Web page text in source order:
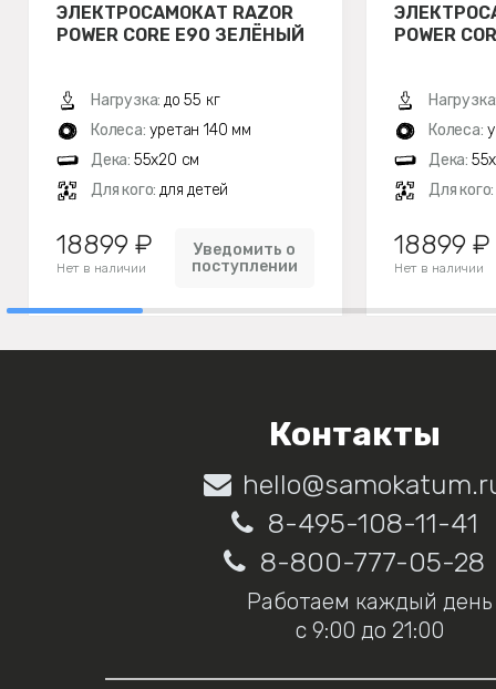
ЭЛЕКТРОСАМОКАТ RAZOR
POWER CORE E90 ЗЕЛЁНЫЙ
Нагрузка: до 55 кг
Колеса: уретан 140 мм
Дека: 55х20 см
Для кого: для детей
18899 ₽
Нет в наличии
Уведомить о
поступлении
POWER
Колеса:
Дека:
Для кого:
18899 ₽
Нет в наличии
Контакты
8-495-108-11-41
8-800-777-05-28
Работаем каждый день
с 9:00 до 21:00